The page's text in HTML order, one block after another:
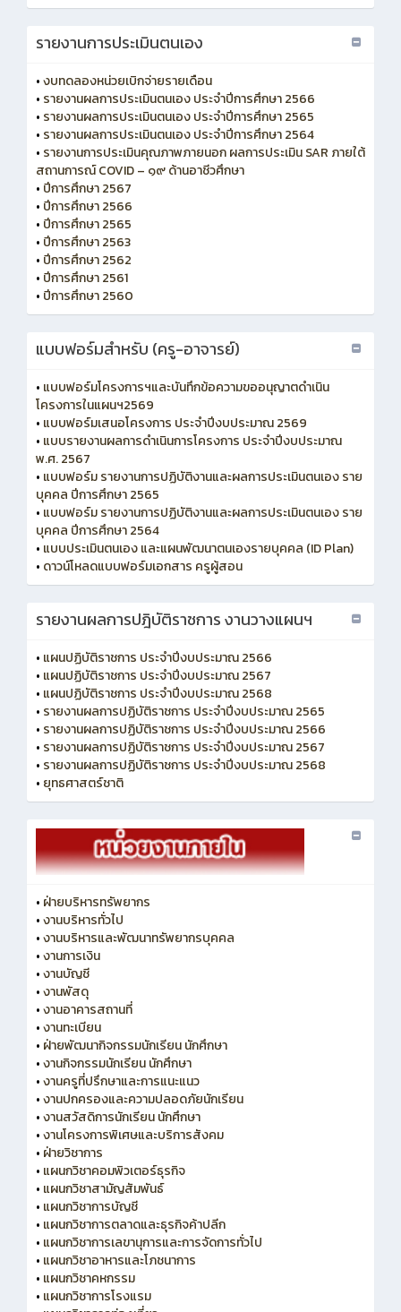
รายงานการประเมินตนเอง
•งบทดลองหน่วยเบิกจ่ายรายเดือน
• รายงานผลการประเมินตนเอง ประจำปีการศึกษา 2566
• รายงานผลการประเมินตนเอง ประจำปีการศึกษา 2565
• รายงานผลการประเมินตนเอง ประจำปีการศึกษา 2564
• รายงานการประเมินคุณภาพภายนอก ผลการประเมิน SAR ภายใต้
สถานการณ์ COVID – ๑๙ ด้านอาชีวศึกษา
• ปีการศึกษา 2567
• ปีการศึกษา 2566
• ปีการศึกษา 2565
• ปีการศึกษา 2563
• ปีการศึกษา 2562
• ปีการศึกษา 2561
• ปีการศึกษา 2560
แบบฟอร์มสำหรับ (ครู-อาจารย์)
• แบบฟอร์มโครงการฯและบันทึกข้อความขออนุญาตดำเนิน
โครงการในแผนฯ2569
• แบบฟอร์มเสนอโครงการ ประจำปีงบประมาณ 2569
• แบบรายงานผลการดำเนินการโครงการ ประจำปีงบประมาณ
พ.ศ. 2567
• แบบฟอร์ม รายงานการปฏิบัติงานและผลการประเมินตนเอง ราย
บุคคล ปีการศึกษา 2565
• แบบฟอร์ม รายงานการปฏิบัติงานและผลการประเมินตนเอง ราย
บุคคล ปีการศึกษา 2564
• แบบประเมินตนเอง และแผนพัฒนาตนเองรายบุคคล (ID Plan)
• ดาวน์โหลดแบบฟอร์มเอกสาร ครูผู้สอน
รายงานผลการปฎิบัติราชการ งานวางแผนฯ
• แผนปฏิบัติราชการ ประจำปีงบประมาณ 2566
• แผนปฏิบัติราชการ ประจำปีงบประมาณ 2567
• แผนปฏิบัติราชการ ประจำปีงบประมาณ 2568
• รายงานผลการปฏิบัติราชการ ประจำปีงบประมาณ 2565
• รายงานผลการปฏิบัติราชการ ประจำปีงบประมาณ 2566
• รายงานผลการปฏิบัติราชการ ประจำปีงบประมาณ 2567
• รายงานผลการปฏิบัติราชการ ประจำปีงบประมาณ 2568
• ยุทธศาสตร์ชาติ
• ฝ่ายบริหารทรัพยากร
•งานบริหารทั่วไป
•งานบริหารและพัฒนาทรัพยากรบุคคล
•งานการเงิน
•งานบัญชี
•งานพัสดุ
•งานอาคารสถานที่
•งานทะเบียน
• ฝ่ายพัฒนากิจกรรมนักเรียน นักศึกษา
•งานกิจกรรมนักเรียน นักศึกษา
•งานครูที่ปรึกษาและการแนะแนว
•งานปกครองและความปลอดภัยนักเรียน
•งานสวัสดิการนักเรียน นักศึกษา
•งานโครงการพิเศษและบริการสังคม
• ฝ่ายวิชาการ
• แผนกวิชาคอมพิวเตอร์ธุรกิจ
• แผนกวิชาสามัญสัมพันธ์
• แผนกวิชาการบัญชี
• แผนกวิชาการตลาดและธุรกิจค้าปลีก
• แผนกวิชาการเลขานุการและการจัดการทั่วไป
• แผนกวิชาอาหารและโภชนาการ
• แผนกวิชาคหกรรม
• แผนกวิชาการโรงแรม